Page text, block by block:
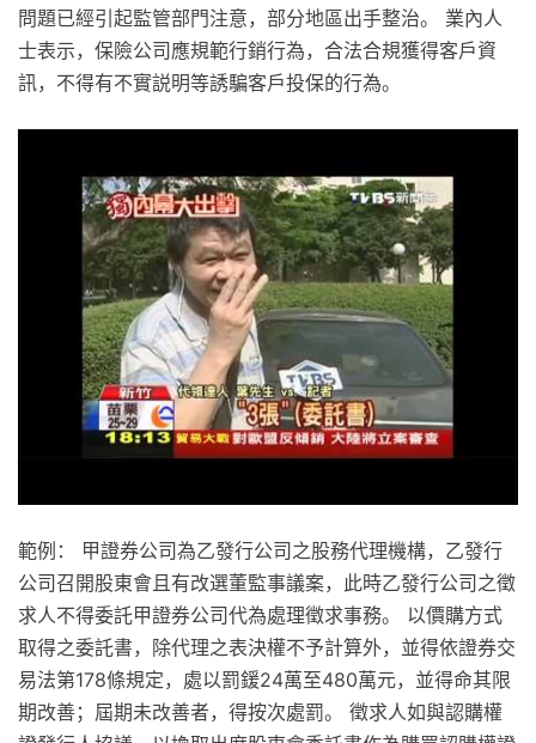
問題已經引起監管部門注意，部分地區出手整治。 業內人
士表示，保險公司應規範行銷行為，合法合規獲得客戶資
訊，不得有不實説明等誘騙客戶投保的行為。
範例： 甲證券公司為乙發行公司之股務代理機構，乙發行
公司召開股東會且有改選董監事議案，此時乙發行公司之徵
求人不得委託甲證券公司代為處理徵求事務。 以價購方式
取得之委託書，除代理之表決權不予計算外，並得依證券交
易法第178條規定，處以罰鍰24萬至480萬元，並得命其限
期改善；屆期未改善者，得按次處罰。 徵求人如與認購權